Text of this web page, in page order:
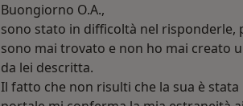
Buongiorno O.A.,
sono stato in difficoltà nel risponderle,
sono mai trovato e non ho mai creato
da lei descritta.
Il fatto che non risulti che la sua è